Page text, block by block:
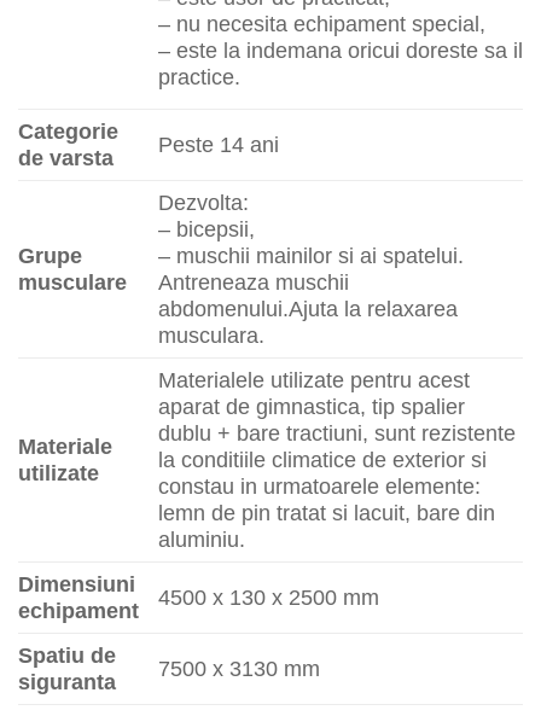
– nu necesita echipament special,
– este la indemana oricui doreste sa il
practice.
Categorie
de varsta
Peste 14 ani
Grupe
musculare
Dezvolta:
– bicepsii,
– muschii mainilor si ai spatelui.
Antreneaza muschii
abdomenului.Ajuta la relaxarea
musculara.
Materiale
utilizate
Materialele utilizate pentru acest
aparat de gimnastica, tip spalier
dublu + bare tractiuni, sunt rezistente
la conditiile climatice de exterior si
constau in urmatoarele elemente:
lemn de pin tratat si lacuit, bare din
aluminiu.
Dimensiuni
echipament
4500 x 130 x 2500 mm
Spatiu de
siguranta
7500 x 3130 mm